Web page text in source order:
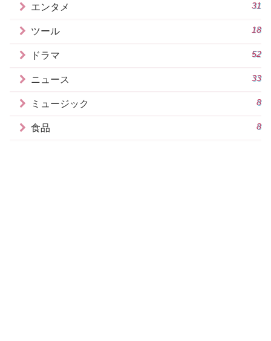
エンタメ 31
ツール 18
ドラマ 52
ニュース 33
ミュージック 8
食品 8